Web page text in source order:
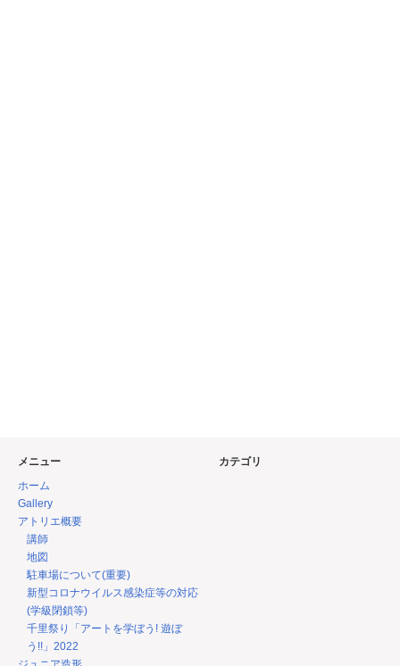
メニュー
ホーム
Gallery
アトリエ概要
講師
地図
駐車場について(重要)
新型コロナウイルス感染症等の対応
(学級閉鎖等)
千里祭り「アートを学ぼう! 遊ぼ
う!!」2022
カテゴリ